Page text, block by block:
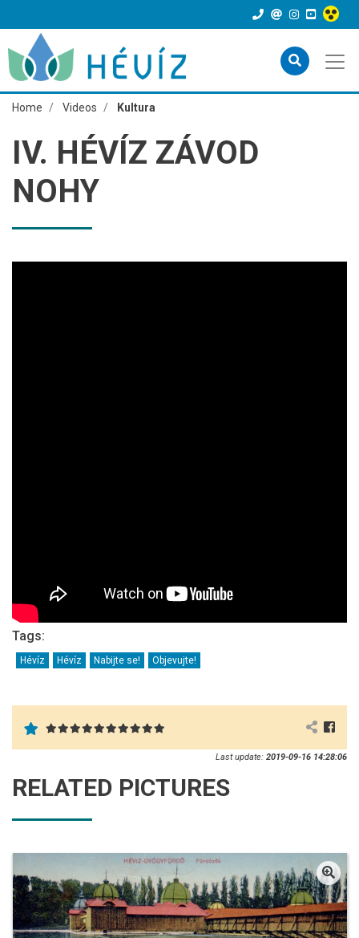
Home Videos Kultura
IV. HÉVÍZ ZÁVOD
NOHY
Tags:
Hévíz Hévíz Nabijte se! Objevujte!
Last update: 2019-09-16 14:28:06
RELATED PICTURES